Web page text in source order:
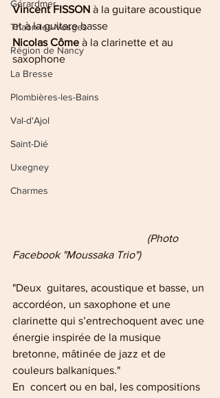
Gérardmer
Thaon-les-Vosges
Région de Nancy
La Bresse
Plombières-les-Bains
Val-d'Ajol
Saint-Dié
Uxegney
Charmes
Vincent FISSON à la guitare acoustique
et à la guitare basse
Nicolas Côme à la clarinette et au
saxophone
(Photo
Facebook "Moussaka Trio")
"Deux  guitares, acoustique et basse, un
accordéon, un saxophone et une
clarinette qui s’entrechoquent avec une
énergie inspirée de la musique
bretonne, mâtinée de jazz et de
couleurs balkaniques."
En  concert ou en bal, les compositions